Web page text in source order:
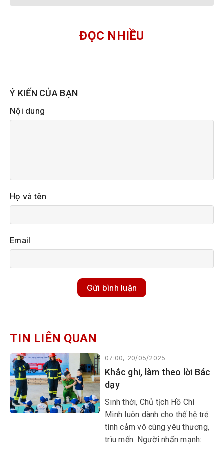
ĐỌC NHIỀU
Ý KIẾN CỦA BẠN
Nội dung
Họ và tên
Email
Gửi bình luận
TIN LIÊN QUAN
07:00, 20/05/2025
Khắc ghi, làm theo lời Bác
dạy
Sinh thời, Chủ tịch Hồ Chí
Minh luôn dành cho thế hệ trẻ
tình cảm vô cùng yêu thương,
trìu mến. Người nhấn mạnh: